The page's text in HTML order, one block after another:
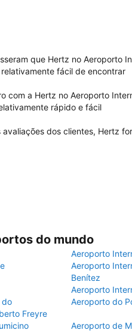
que Hertz no Aeroporto
fácil de encontrar
com a Hertz no Aeroporto
rápido e fácil
avaliações dos clientes, Hertz
do mundo
Aeroporto
Aeroporto
Benítez
Aeroporto
do
Freyre
Aeroporto do
Aeroporto de